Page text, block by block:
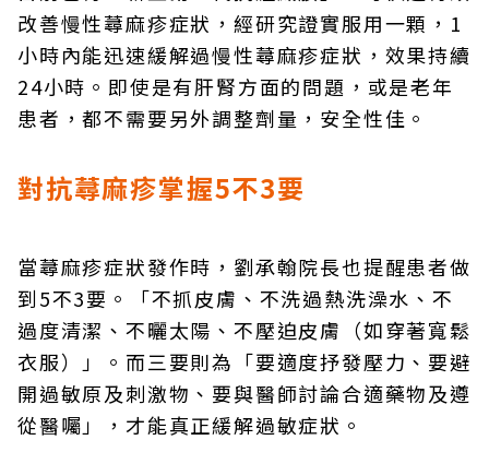
改善慢性蕁麻疹症狀，經研究證實服用一顆，1
小時內能迅速緩解過慢性蕁麻疹症狀，效果持續
24小時。即使是有肝腎方面的問題，或是老年
患者，都不需要另外調整劑量，安全性佳。
對抗蕁麻疹掌握5不3要
當蕁麻疹症狀發作時，劉承翰院長也提醒患者做
到5不3要。「不抓皮膚、不洗過熱洗澡水、不
過度清潔、不曬太陽、不壓迫皮膚（如穿著寬鬆
衣服）」。而三要則為「要適度抒發壓力、要避
開過敏原及刺激物、要與醫師討論合適藥物及遵
從醫囑」，才能真正緩解過敏症狀。